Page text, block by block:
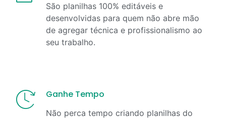
São planilhas 100% editáveis e
desenvolvidas para quem não abre mão
de agregar técnica e profissionalismo ao
seu trabalho.
Ganhe Tempo
Não perca tempo criando planilhas do